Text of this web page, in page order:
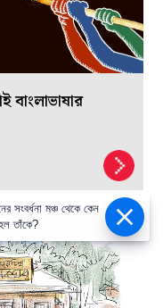
বাংলাভাষার
সংবর্ধনা মঞ্চ থেকে কেন
তাঁকে?